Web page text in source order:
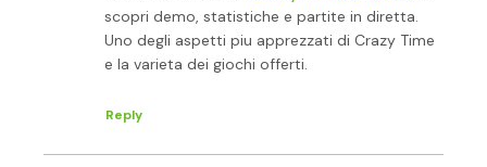
scopri demo, statistiche e partite in diretta.
Uno degli aspetti piu apprezzati di Crazy Time
e la varieta dei giochi offerti.
Reply